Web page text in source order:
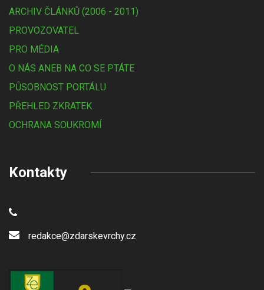
ARCHIV ČLÁNKŮ (2006 - 2011)
PROVOZOVATEL
PRO MÉDIA
O NÁS ANEB NA CO SE PTÁTE
PŮSOBNOST PORTÁLU
PŘEHLED ZKRATEK
OCHRANA SOUKROMÍ
Kontakty
redakce@zdarskevrchy.cz